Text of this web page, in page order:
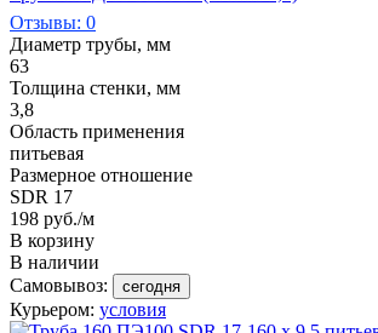
Отзывы: 0
Диаметр трубы, мм
63
Толщина стенки, мм
3,8
Область применения
питьевая
Размерное отношение
SDR 17
198 руб./м
В корзину
В наличии
Самовывоз:
сегодня
Курьером: условия